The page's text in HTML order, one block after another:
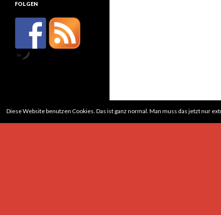
FOLGEN
by
Diese Website benutzen Cookies. Das ist ganz normal. Man muss das jetzt nur